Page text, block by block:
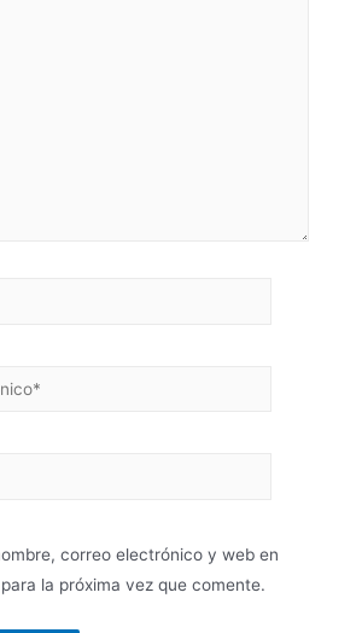
correo electrónico y web en
la próxima vez que comente.